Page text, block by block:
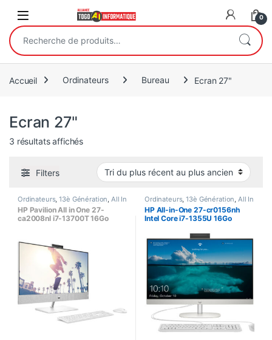
Open 0
Recherche pour :
Accueil Ordinateurs Bureau Ecran 27"
Ecran 27"
3 résultats affichésTrié du plus récent au plus ancien
Filters
Ordinateurs,13è Génération All In
One PC ,Bureau , Core i7,Ecran
27",Memoire Graphique dédié
Processeur Intel
HP Pavilion All in One 27-
ca2008nl i7-13700T 16Go
GeForce RTX 3050
Ordinateurs,13è Génération All In
One PC, Bureau,Core i7,Ecran
27",Processeur Intel
HP All-in-One 27-cr0156nh
Intel Core i7-1355U 16Go
Ecran 27 Pouces FHD (1920 x
1080)